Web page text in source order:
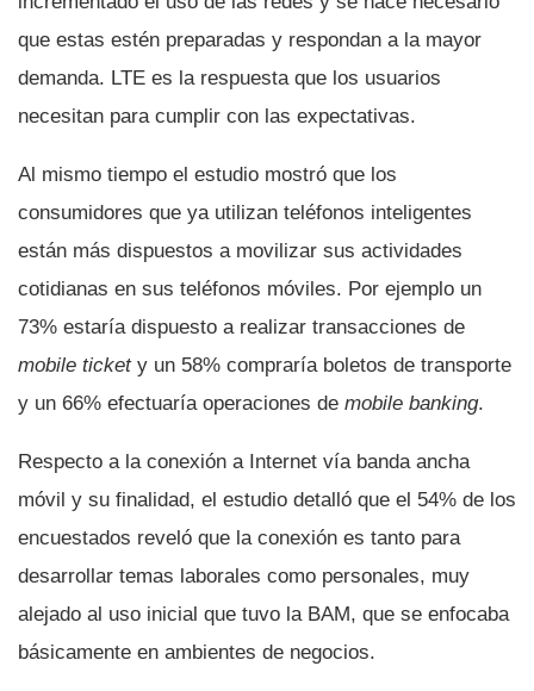
que estas estén preparadas y respondan a la mayor
demanda. LTE es la respuesta que los usuarios
necesitan para cumplir con las expectativas.
Al mismo tiempo el estudio mostró que los
consumidores que ya utilizan teléfonos inteligentes
están más dispuestos a movilizar sus actividades
cotidianas en sus teléfonos móviles. Por ejemplo un
73% estarí­a dispuesto a realizar transacciones de
mobile tickety un 58% comprarí­a boletos de transporte
y un 66% efectuarí­a operaciones de mobile banking.
Respecto a la conexión a Internet ví­a banda ancha
móvil y su finalidad, el estudio detalló que el 54% de los
encuestados reveló que la conexión es tanto para
desarrollar temas laborales como personales, muy
alejado al uso inicial que tuvo la BAM, que se enfocaba
básicamente en ambientes de negocios.